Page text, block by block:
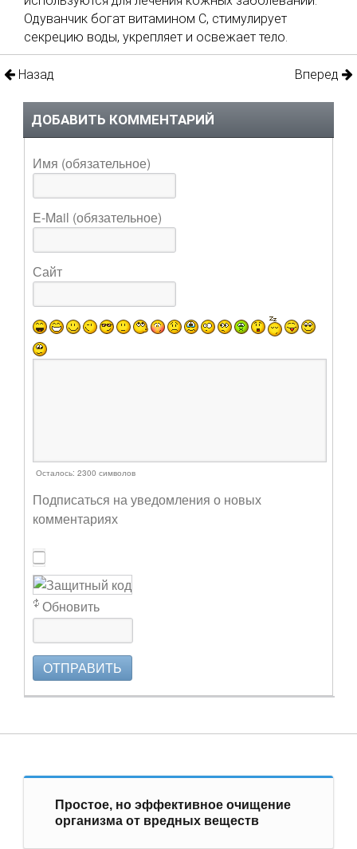
Одуванчик богат витамином С, стимулирует
секрецию воды, укрепляет и освежает тело.
Назад Вперед
ДОБАВИТЬ КОММЕНТАРИЙ
Имя (обязательное)
E-Mail (обязательное)
Сайт
Осталось: 2300 символов
Подписаться на уведомления о новых
комментариях
Обновить
ОТПРАВИТЬ
Простое, но эффективное очищение
организма от вредных веществ